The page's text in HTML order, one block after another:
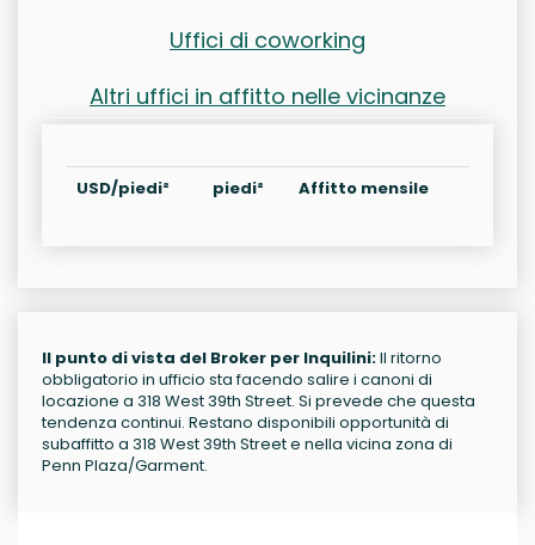
Uffici di coworking
Altri uffici in affitto nelle vicinanze
USD/piedi² piedi² Affitto mensile
Il punto di vista del Broker per Inquilini:Il ritorno
obbligatorio in ufficio sta facendo salire i canoni di
locazione a 318 West 39th Street. Si prevede che questa
tendenza continui. Restano disponibili opportunità di
subaffitto a 318 West 39th Street e nella vicina zona di
Penn Plaza/Garment.